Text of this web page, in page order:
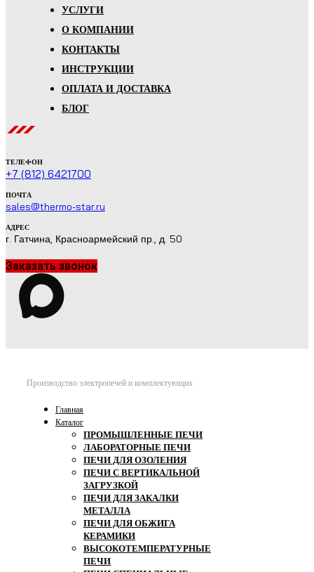
УСЛУГИ
О КОМПАНИИ
КОНТАКТЫ
ИНСТРУКЦИИ
ОПЛАТА И ДОСТАВКА
БЛОГ
ТЕЛЕФОН
+7 (812) 6421700
ПОЧТА
sales@thermo-star.ru
АДРЕС
г. Гатчина, Красноармейский пр., д. 50
Заказать звонок
Производство электропечей и комплектующих
Главная
Каталог
ПРОМЫШЛЕННЫЕ ПЕЧИ
ЛАБОРАТОРНЫЕ ПЕЧИ
ПЕЧИ ДЛЯ ОЗОЛЕНИЯ
ПЕЧИ С ВЕРТИКАЛЬНОЙ
ЗАГРУЗКОЙ
ПЕЧИ ДЛЯ ЗАКАЛКИ
МЕТАЛЛА
ПЕЧИ ДЛЯ ОБЖИГА
КЕРАМИКИ
ВЫСОКОТЕМПЕРАТУРНЫЕ
ПЕЧИ